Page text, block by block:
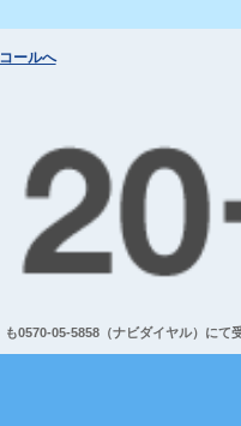
ールへ
0570-05-5858（ナビダイヤル）にて